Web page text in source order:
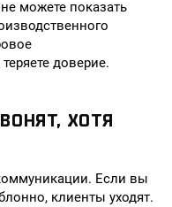
можете показать
доверие.
ХОТЯ
Если вы
клиенты уходят.